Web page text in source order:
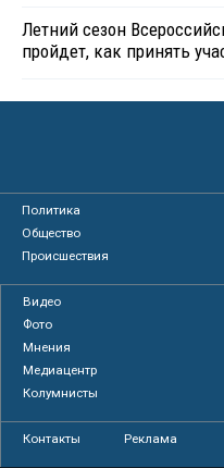
Летний сезон
пройдет, как принять
Политика
Общество
Происшествия
Видео
Фото
Мнения
Медиацентр
Колумнисты
Контакты Реклама